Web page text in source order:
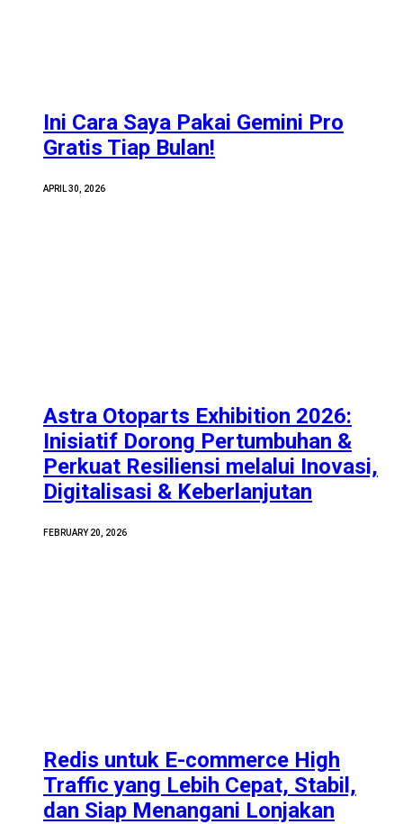
Ini Cara Saya Pakai Gemini Pro
Gratis Tiap Bulan!
APRIL 30, 2026
Astra Otoparts Exhibition 2026:
Inisiatif Dorong Pertumbuhan &
Perkuat Resiliensi melalui Inovasi,
Digitalisasi & Keberlanjutan
FEBRUARY 20, 2026
Redis untuk E-commerce High
Traffic yang Lebih Cepat, Stabil,
dan Siap Menangani Lonjakan